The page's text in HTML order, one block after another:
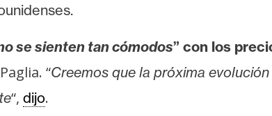
se sienten tan cómodos” con los
“Creemos que la próxima
“, dijo.